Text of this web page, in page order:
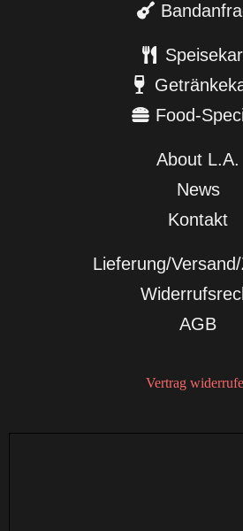
Food-
About L.A.
News
Kontakt
Lieferung/
AGB
Vertrag